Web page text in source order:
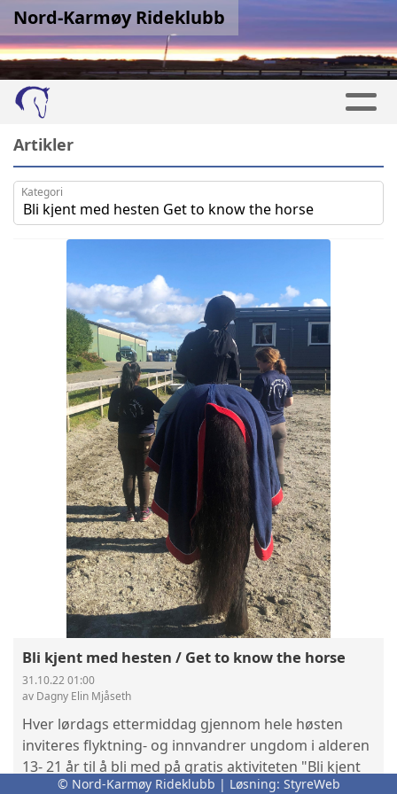
Nord-Karmøy Rideklubb
Artikler
Kategori
Bli kjent med hesten / Get to know the horse
31.10.22 01:00
av Dagny Elin Mjåseth
Hver lørdags ettermiddag gjennom hele høsten
inviteres flyktning- og innvandrer ungdom i alderen
13- 21 år til å bli med på gratis aktiviteten "Bli kjent
med hesten". Den populære aktiviteten er mulig
© Nord-Karmøy Rideklubb | Løsning: StyreWeb